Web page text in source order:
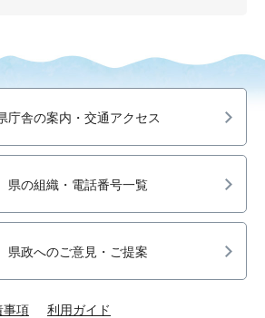
庁舎の案内・交通アクセス
県の組織・電話番号一覧
県政へのご意見・ご提案
事項 利用ガイド